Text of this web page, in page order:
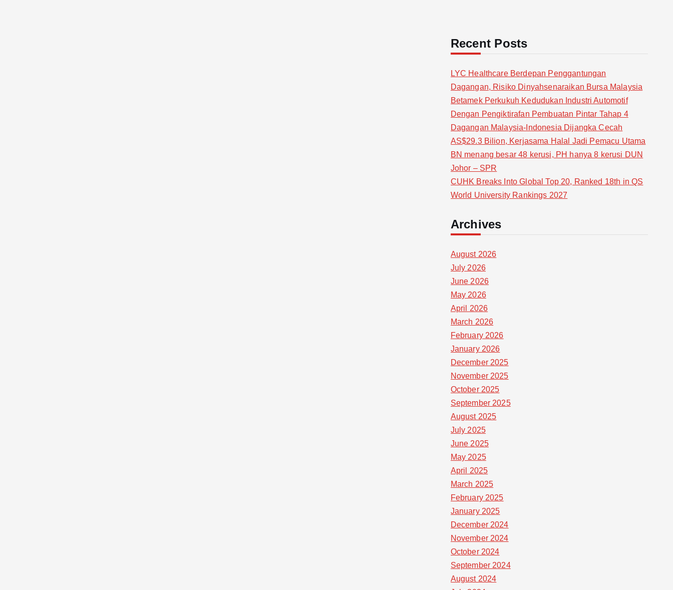
Recent Posts
LYC Healthcare Berdepan Penggantungan
Dagangan, Risiko Dinyahsenaraikan Bursa Malaysia
Betamek Perkukuh Kedudukan Industri Automotif
Dengan Pengiktirafan Pembuatan Pintar Tahap 4
Dagangan Malaysia-Indonesia Dijangka Cecah
AS$29.3 Bilion, Kerjasama Halal Jadi Pemacu Utama
BN menang besar 48 kerusi, PH hanya 8 kerusi DUN
Johor – SPR
CUHK Breaks Into Global Top 20, Ranked 18th in QS
World University Rankings 2027
Archives
August 2026
July 2026
June 2026
May 2026
April 2026
March 2026
February 2026
January 2026
December 2025
November 2025
October 2025
September 2025
August 2025
July 2025
June 2025
May 2025
April 2025
March 2025
February 2025
January 2025
December 2024
November 2024
October 2024
September 2024
August 2024